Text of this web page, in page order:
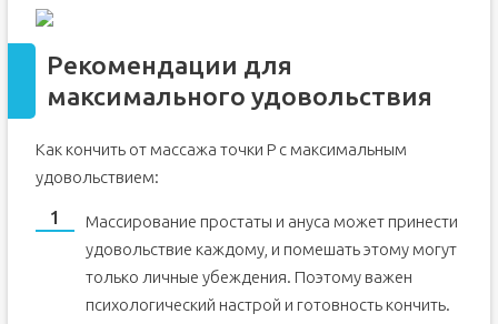
Рекомендации для
максимального удовольствия
Как кончить от массажа точки Р с максимальным
удовольствием:
Массирование простаты и ануса может принести
удовольствие каждому, и помешать этому могут
только личные убеждения. Поэтому важен
психологический настрой и готовность кончить.